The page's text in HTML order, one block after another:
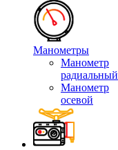
Манометры
Манометр
радиальный
Манометр
осевой